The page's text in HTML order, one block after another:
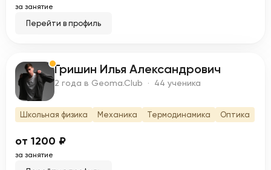
за занятие
Перейти в профиль
Г Гришин Илья Александрович
2 года в Geoma.Club · 44 ученика
Школьная физика Механика Термодинамика Оптика
от 1200 ₽
за занятие